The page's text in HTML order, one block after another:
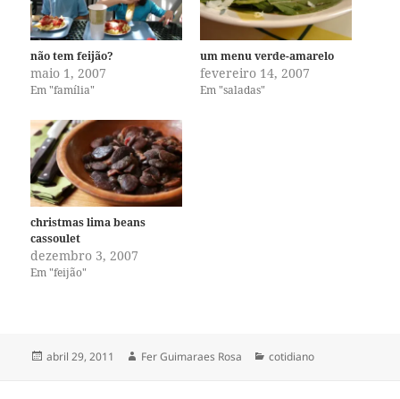
não tem feijão?
maio 1, 2007
Em "família"
um menu verde-amarelo
fevereiro 14, 2007
Em "saladas"
christmas lima beans
cassoulet
dezembro 3, 2007
Em "feijão"
Publicado
abril 29, 2011 Autor
Fer Guimaraes Rosa Categorias
cotidiano